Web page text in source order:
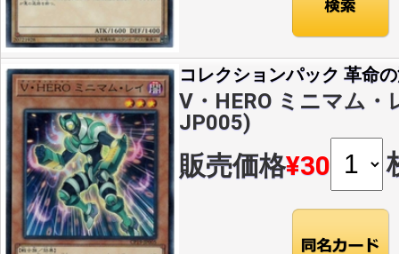
コレクションパック 革命
V・HERO ミニマム・
JP005)
販売価格¥30